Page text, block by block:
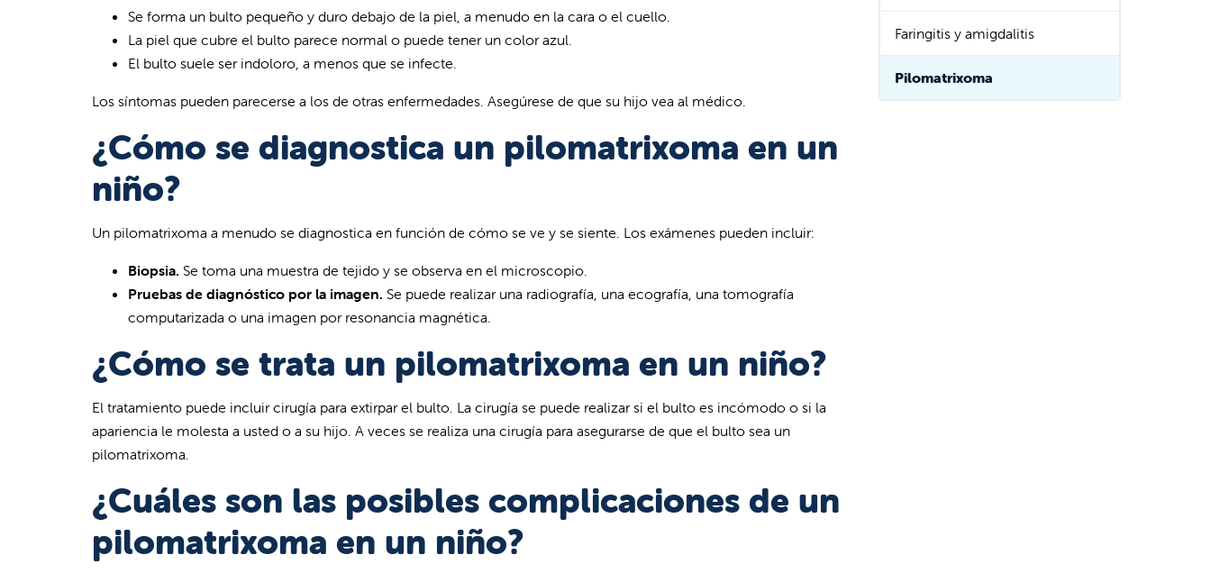
Se forma un bulto pequeño y duro debajo de la piel, a menudo en la cara o el cuello.
La piel que cubre el bulto parece normal o puede tener un color azul.
El bulto suele ser indoloro, a menos que se infecte.
Los síntomas pueden parecerse a los de otras enfermedades. Asegúrese de que su hijo vea al médico.
¿Cómo se diagnostica un pilomatrixoma en un
niño?
Un pilomatrixoma a menudo se diagnostica en función de cómo se ve y se siente. Los exámenes pueden incluir:
Biopsia. Se toma una muestra de tejido y se observa en el microscopio.
Pruebas de diagnóstico por la imagen. Se puede realizar una radiografía, una ecografía, una tomografía
computarizada o una imagen por resonancia magnética.
¿Cómo se trata un pilomatrixoma en un niño?
El tratamiento puede incluir cirugía para extirpar el bulto. La cirugía se puede realizar si el bulto es incómodo o si la
apariencia le molesta a usted o a su hijo. A veces se realiza una cirugía para asegurarse de que el bulto sea un
pilomatrixoma.
¿Cuáles son las posibles complicaciones de un
pilomatrixoma en un niño?
Faringitis y amigdalitis
Pilomatrixoma